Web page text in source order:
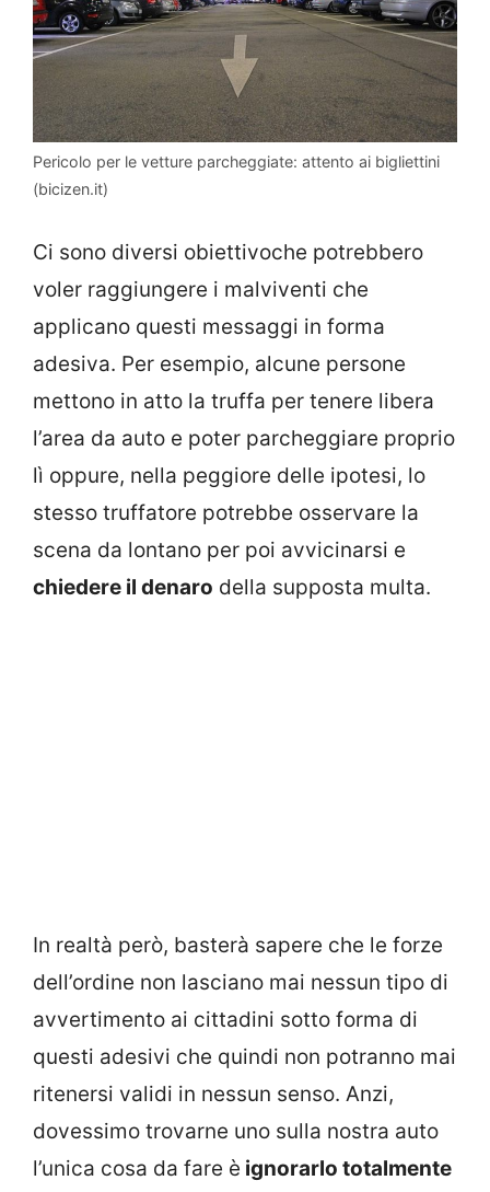
Pericolo per le vetture parcheggiate: attento ai bigliettini
(bicizen.it)
Ci sono diversi obiettivoche potrebbero
voler raggiungere i malviventi che
applicano questi messaggi in forma
adesiva. Per esempio, alcune persone
mettono in atto la truffa per tenere libera
l’area da auto e poter parcheggiare proprio
lì oppure, nella peggiore delle ipotesi, lo
stesso truffatore potrebbe osservare la
scena da lontano per poi avvicinarsi e
chiedere il denaro della supposta multa.
In realtà però, basterà sapere che le forze
dell’ordine non lasciano mai nessun tipo di
avvertimento ai cittadini sotto forma di
questi adesivi che quindi non potranno mai
ritenersi validi in nessun senso. Anzi,
dovessimo trovarne uno sulla nostra auto
l’unica cosa da fare è ignorarlo totalmente